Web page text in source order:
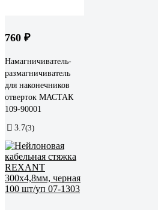
760 ₽
Намагничиватель-
размагничиватель
для наконечников
отверток МАСТАК
109-90001
3.7(3)